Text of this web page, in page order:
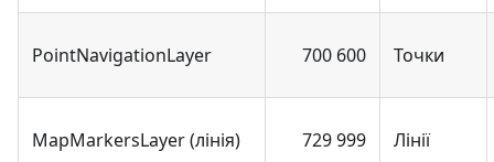
PointNavigationLayer 700 600 Точки
MapMarkersLayer (лінія) 729 999 Лінії